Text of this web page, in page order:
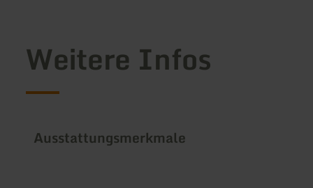
Weitere Infos
Ausstattungsmerkmale